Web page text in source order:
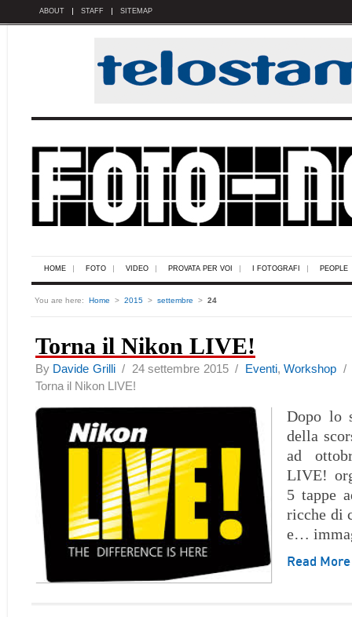
ABOUT STAFF SITEMAP
HOME FOTO VIDEO PROVATA PER VOI I FOTOGRAFI PEOPLE
You are here: Home > 2015 > settembre > 24
Torna il Nikon LIVE!
By Davide Grilli/ 24 settembre 2015 / Eventi,Workshop
Torna il Nikon LIVE!
Dopo lo
della
ad
LIVE!
5 tappe
ricche di
e…
Read